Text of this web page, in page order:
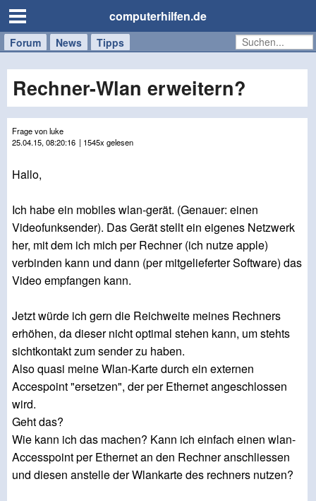
computerhilfen.de
Forum News Tipps
Handy
Tablet
Windows
Mac
Rechner-Wlan erweitern?
Frage von luke
25.04.15, 08:20:16 | 1545x gelesen
Hallo,
Ich habe ein mobiles wlan-gerät. (Genauer: einen
Videofunksender). Das Gerät stellt ein eigenes Netzwerk
her, mit dem ich mich per Rechner (ich nutze apple)
verbinden kann und dann (per mitgelieferter Software) das
Video empfangen kann.
Jetzt würde ich gern die Reichweite meines Rechners
erhöhen, da dieser nicht optimal stehen kann, um stehts
sichtkontakt zum sender zu haben.
Also quasi meine Wlan-Karte durch ein externen
Accespoint "ersetzen", der per Ethernet angeschlossen
wird.
Geht das?
Wie kann ich das machen? Kann ich einfach einen wlan-
Accesspoint per Ethernet an den Rechner anschliessen
und diesen anstelle der Wlankarte des rechners nutzen?